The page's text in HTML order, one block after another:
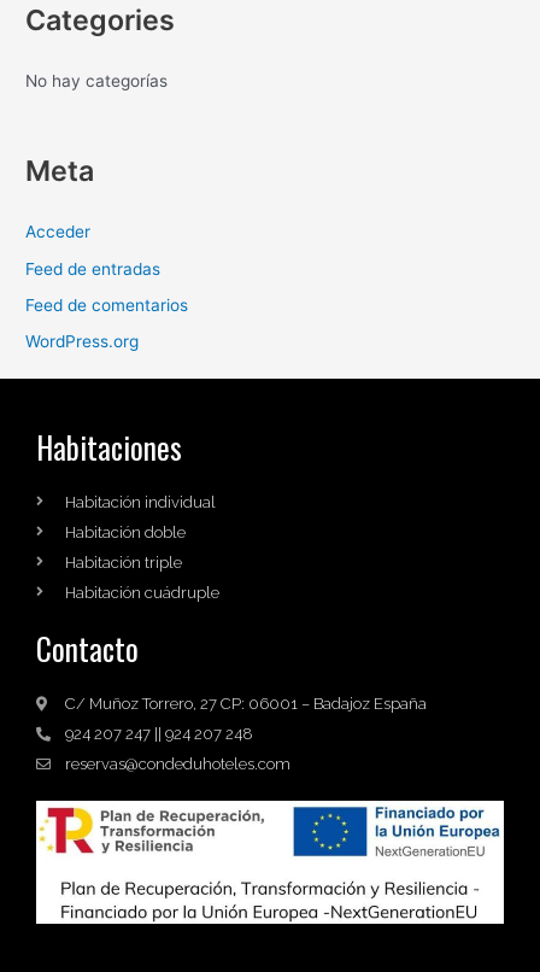
Categories
No hay categorías
Meta
Acceder
Feed de entradas
Feed de comentarios
WordPress.org
Habitaciones
Habitación individual
Habitación doble
Habitación triple
Habitación cuádruple
Contacto
C/ Muñoz Torrero, 27 CP: 06001 – Badajoz España
924 207 247 || 924 207 248
reservas@condeduhoteles.com